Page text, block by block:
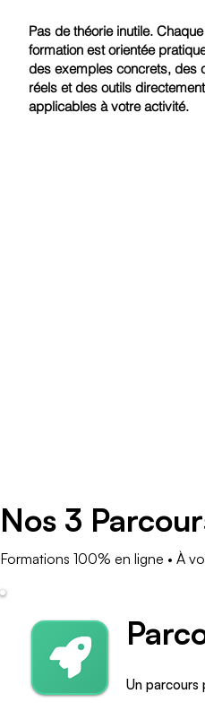
Pas de théorie inutile. Chaque
formation est orientée
des exemples concrets, des
réels et des outils directement
applicables à votre activité.
Nos 3
Formations 100% en ligne • À
Un